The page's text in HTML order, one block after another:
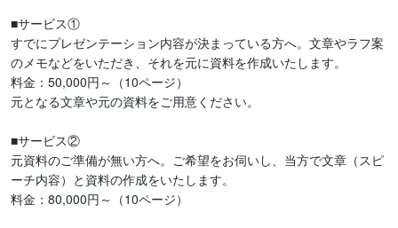
■サービス①
すでにプレゼンテーション内容が決まっている方へ。文章やラフ案
のメモなどをいただき、それを元に資料を作成いたします。
料金：50,000円～（10ページ）
元となる文章や元の資料をご用意ください。
■サービス②
元資料のご準備が無い方へ。ご希望をお伺いし、当方で文章（スピ
ーチ内容）と資料の作成をいたします。
料金：80,000円～（10ページ）